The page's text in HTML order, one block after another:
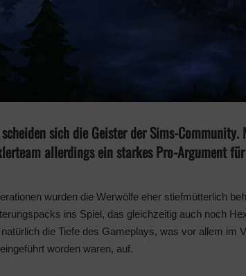
sich die Geister der Sims-
allerdings ein starkes Pro-Argument
wurden die Werwölfe eher stiefmütterlich
ins Spiel, das gleichzeitig auch noch
die Tiefe des Gameplays, was vor allem im
worden waren, auf.